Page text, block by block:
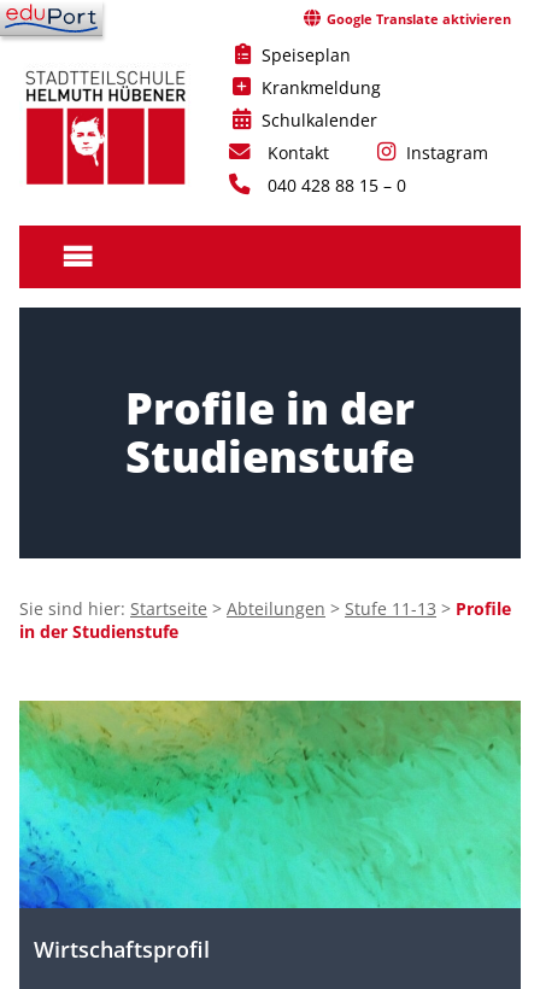
Skip
to
content
Helmuth
Hübener
Google Translate aktivieren
Speiseplan
Krankmeldung
Schulkalender
Kontakt
Instagram
040 428 88 15 – 0
Profile in der
Studienstufe
Sie sind hier: Startseite > Abteilungen > Stufe 11-13 > Profile
in der Studienstufe
Unterthemen
zu
diesem
Thema:
Wirtschaftsprofil